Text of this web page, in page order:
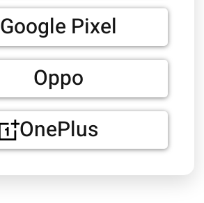
Google Pixel
Oppo
OnePlus